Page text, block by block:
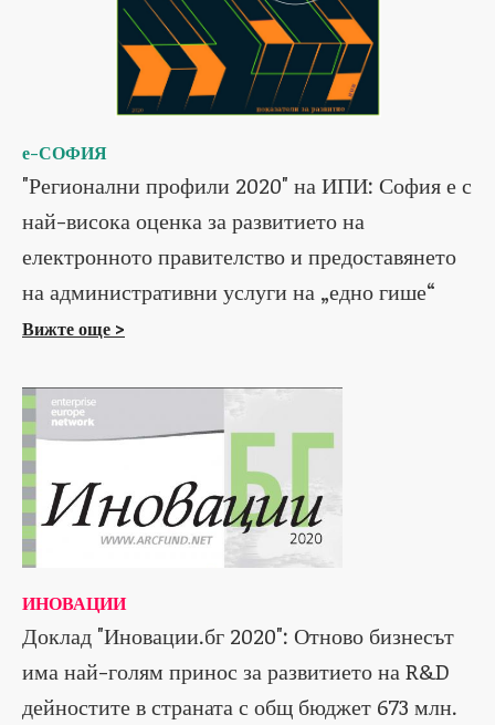
е-СОФИЯ
"Регионални профили 2020" на ИПИ: София е с
най-висока оценка за развитието на
електронното правителство и предоставянето
на административни услуги на „едно гише“
Вижте още >
ИНОВАЦИИ
Доклад "Иновации.бг 2020": Отново бизнесът
има най-голям принос за развитието на R&D
дейностите в страната с общ бюджет 673 млн.